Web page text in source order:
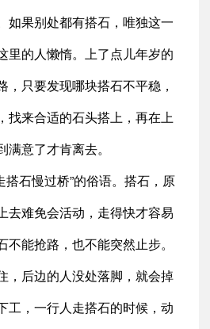
如果别处都有搭石，唯独这一
里的人懒惰。上了点儿年岁的
，只要发现哪块搭石不平稳，
找来合适的石头搭上，再在上
意了才肯离去。
搭石慢过桥”的俗语。搭石，原
去难免会活动，走得快才容易
能抢路，也不能突然止步。
，后边的人没处落脚，就会掉
工，一行人走搭石的时候，动